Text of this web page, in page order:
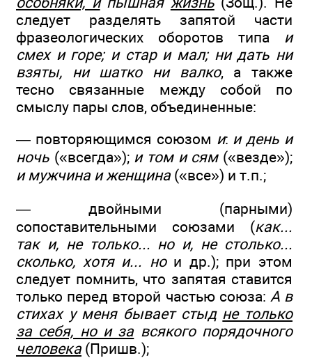
следует разделять запятой части
фразеологических оборотов типа и
смех и горе; и стар и мал; ни дать ни
взяты, ни шатко ни валко, а также
тесно связанные между собой по
смыслу пары слов, объединенные:
— повторяющимся союзом и: и день и
ночь («всегда»); и том и сям(«везде»);
и мужчина и женщина («все») и т.п.;
— двойными (парными)
сопоставительными союзами (как...
так и, не только... но и, не столько...
сколько, хотя и... нои др.); при этом
следует помнить, что запятая ставится
только перед второй частью союза: А в
стихах у меня бывает стыд не только
за себя, но и за всякого порядочного
человека (Пришв.);